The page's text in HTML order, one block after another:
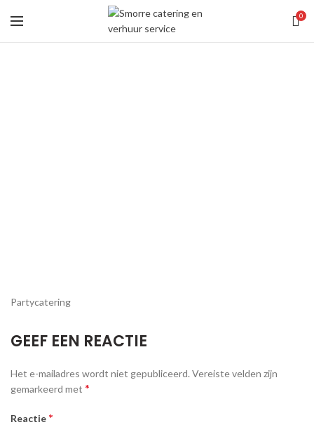
0
Partycatering
GEEF EEN REACTIE
Het e-mailadres wordt niet gepubliceerd. Vereiste velden zijn
gemarkeerd met *
Reactie *